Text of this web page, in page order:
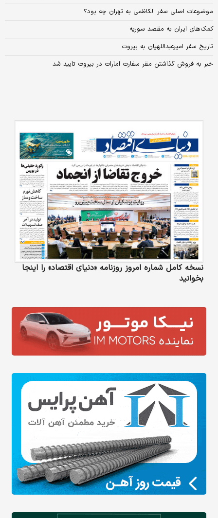
موضوعات اصلی سفر الکاظمی به تهران چه بود؟
کمک‌های ایران به مقصد سوریه
تاریخ سفر امیرعبداللهیان به بیروت
خبر به فروش گذاشتن مقر سفارت امارات در بیروت تایید شد
نسخه کامل شماره امروز روزنامه «دنیای‌ اقتصاد» را اینجا
بخوانید